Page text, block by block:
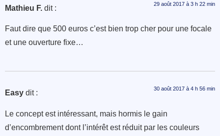
Mathieu F. dit : 29 août 2017 à 3 h 22 min
Faut dire que 500 euros c’est bien trop cher pour une focale
et une ouverture fixe…
Easy dit : 30 août 2017 à 4 h 56 min
Le concept est intéressant, mais hormis le gain
d’encombrement dont l’intérêt est réduit par les couleurs